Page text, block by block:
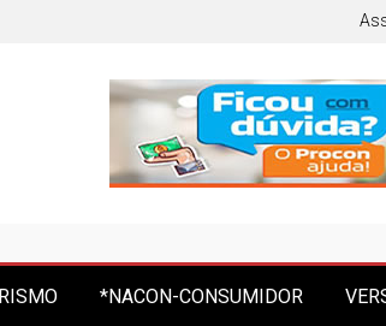
*NACON-CONSUMIDOR